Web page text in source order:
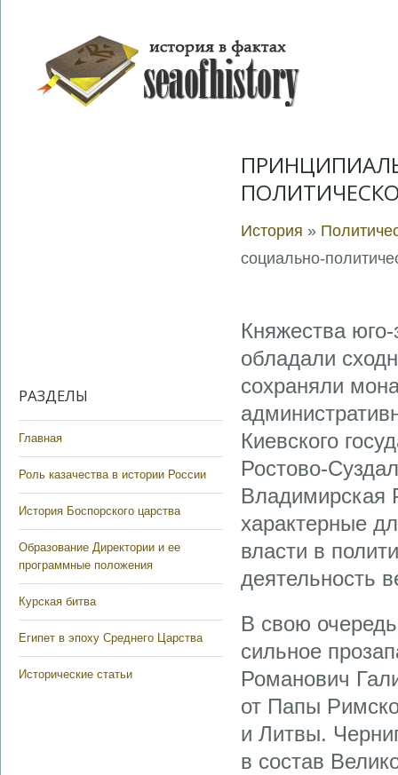
РАЗДЕЛЫ
Главная
Роль казачества в истории России
История Боспорского царства
Образование Директории и ее
программные положения
Курская битва
Египет в эпоху Среднего Царства
Исторические статьи
История »
социально-
Княжества юго-
обладали
сохраняли
Киевского
Ростово-
Владимирская
характерные
власти в
деятельность
В свою
сильное
Романович
от Папы
и Литвы.
в состав